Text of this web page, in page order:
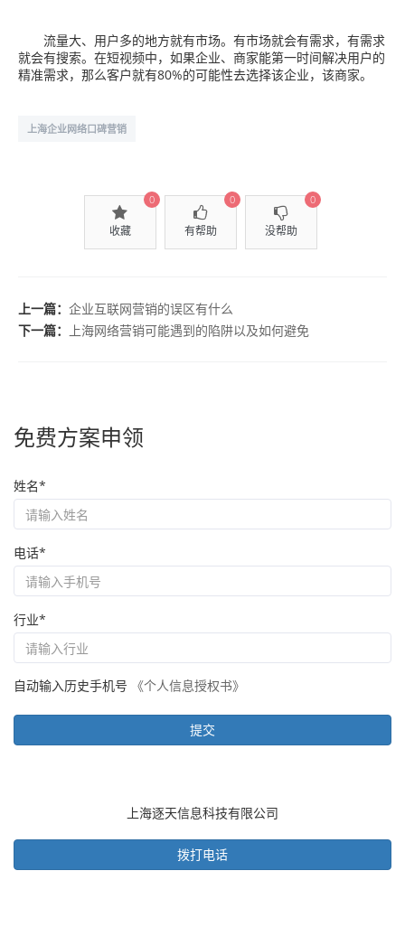
流量大、用户多的地方就有市场。有市场就会有需求，有需求
就会有搜索。在短视频中，如果企业、商家能第一时间解决用户的
精准需求，那么客户就有80%的可能性去选择该企业，该商家。
上海企业网络口碑营销
收藏
0
有帮助
0
没帮助
0
上一篇： 企业互联网营销的误区有什么
下一篇：
上海网络营销可能遇到的陷阱以及如何避免
免费方案申领
姓名*
电话*
行业*
自动输入历史手机号 《个人信息授权书》
上海逐天信息科技有限公司
拨打电话